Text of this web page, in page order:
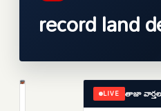
record land
LIVE తాజా